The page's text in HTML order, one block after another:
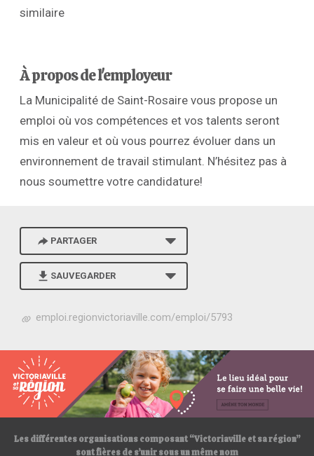
similaire
À propos de l'employeur
La Municipalité de Saint-Rosaire vous propose un
emploi où vos compétences et vos talents seront
mis en valeur et où vous pourrez évoluer dans un
environnement de travail stimulant. N’hésitez pas à
nous soumettre votre candidature!
PARTAGER
SAUVEGARDER
h
p
s
:
/
/
emploi.regionvictoriaville.com/emploi/5793
Les différentes organisations composant “Victoriaville et sa région”
sont fières de s’unir sous un même nom